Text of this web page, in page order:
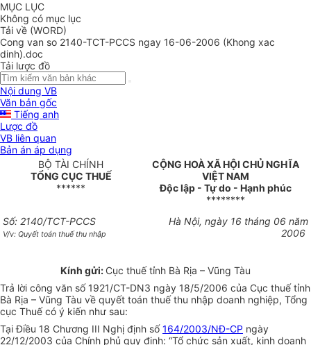
MỤC LỤC
Không có mục lục
Tải về (WORD)
Cong van so 2140-TCT-PCCS ngay 16-06-2006 (Khong xac
dinh).doc
Tải lược đồ
Nội dung VB
Văn bản gốc
Tiếng anh
Lược đồ
VB liên quan
Bản án áp dụng
BỘ TÀI CHÍNH
TỔNG CỤC THUẾ
******
CỘNG HOÀ XÃ HỘI CHỦ NGHĨA
VIỆT NAM
Độc lập - Tự do - Hạnh phúc
********
Số: 2140/TCT-PCCS
V/v: Quyết toán thuế thu nhập
Hà Nội, ngày 16 tháng 06 năm
2006
Kính gửi: Cục thuế tỉnh Bà Rịa – Vũng Tàu
Trả lời công văn số 1921/CT-DN3 ngày 18/5/2006 của Cục thuế tỉnh
Bà Rịa – Vũng Tàu về quyết toán thuế thu nhập doanh nghiệp, Tổng
cục Thuế có ý kiến như sau:
Tại Điều 18 Chương III Nghị định số164/2003/NĐ-CP ngày
22/12/2003 của Chính phủ quy định: “Tổ chức sản xuất, kinh doanh